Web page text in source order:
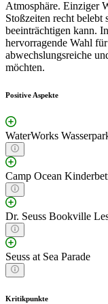
Atmosphäre. Einziger
Stoßzeiten recht belebt
beeinträchtigen kann.
hervorragende Wahl
abwechslungsreiche
möchten.
Positive Aspekte
WaterWorks
Camp Ocean
Dr. Seuss Bookville
Seuss at Sea Parade
Kritikpunkte